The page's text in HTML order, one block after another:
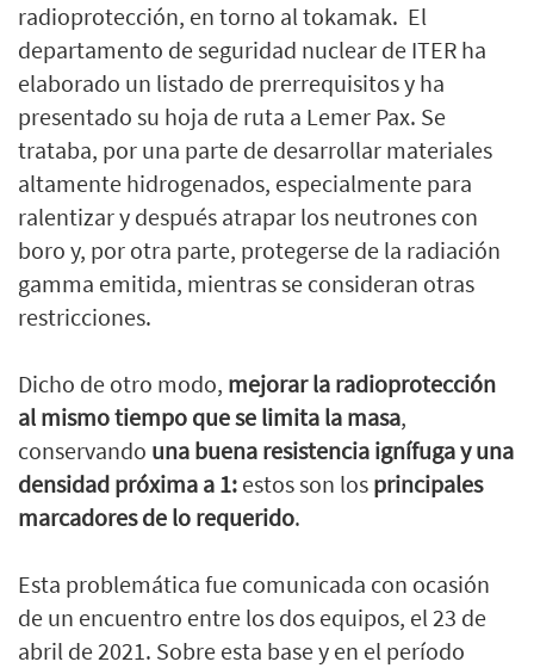
radioprotección, en torno al tokamak. El
departamento de seguridad nuclear de ITER ha
elaborado un listado de prerrequisitos y ha
presentado su hoja de ruta a Lemer Pax. Se
trataba, por una parte de desarrollar materiales
altamente hidrogenados, especialmente para
ralentizar y después atrapar los neutrones con
boro y, por otra parte, protegerse de la radiación
gamma emitida, mientras se consideran otras
restricciones.
Dicho de otro modo, mejorar la radioprotección
al mismo tiempo que se limita la masa,
conservando una buena resistencia ignífuga y una
densidad próxima a 1: estos son los principales
marcadores de lo requerido.
Esta problemática fue comunicada con ocasión
de un encuentro entre los dos equipos, el 23 de
abril de 2021. Sobre esta base y en el período